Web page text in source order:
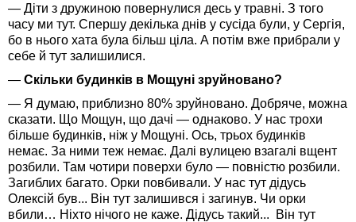
— Діти з дружиною повернулися десь у травні. З того
часу ми тут. Спершу декілька днів у сусіда були, у Сергія,
бо в нього хата була більш ціла. А потім вже прибрали у
себе й тут залишилися.
— Скільки будинків в Мощуні зруйновано?
— Я думаю, приблизно 80% зруйновано. Добряче, можна
сказати. Що Мощун, що дачі — однаково. У нас трохи
більше будинків, ніж у Мощуні. Ось, трьох будинків
немає. За ними теж немає. Далі вулицею взагалі вщент
розбили. Там чотири поверхи було — повністю розбили.
Загиблих багато. Орки повбивали. У нас тут дідусь
Олексій був... Він тут залишився і загинув. Чи орки
вбили… Ніхто нічого не каже. Дідусь такий... Він тут